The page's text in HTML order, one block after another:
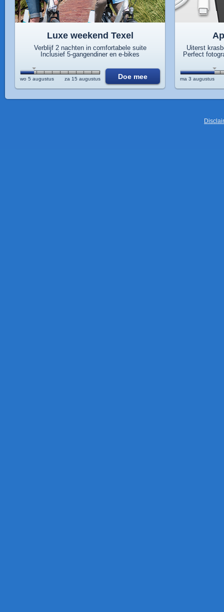
Luxe weekend Texel
Verblijf 2 nachten in comfortabele suite
Inclusief 5-gangendiner en e-bikes
wo 5 augustus za 15 augustus Doe mee
Uiterst
Perfect
ma 3 augustus